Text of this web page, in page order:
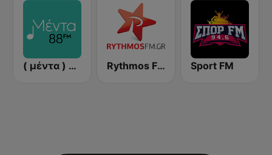
( μέντα ) Menta 88 FM Rythmos FM - Ρυθμος 94.9 Sport FM